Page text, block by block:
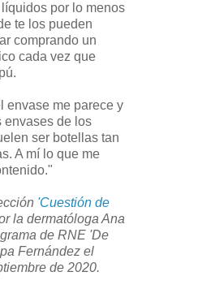
por lo menos
te los pueden
comprando un
cada vez que
envase me parece y
envases de los
ser botellas tan
A mí lo que me
'Cuestión de
la dermatóloga Ana
de RNE 'De
Fernández el
de 2020.